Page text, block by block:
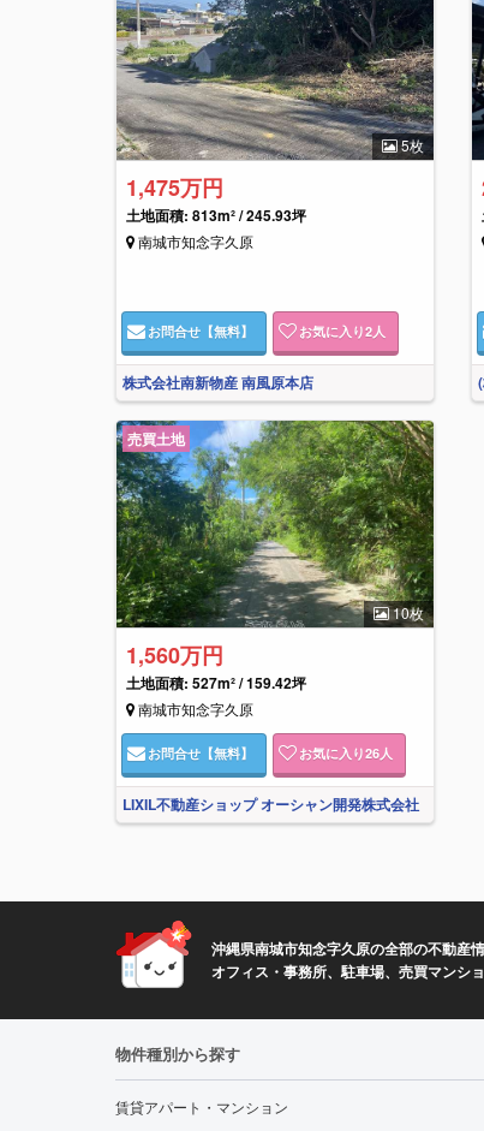
5枚
1,475万円
土地面積: 813m² / 245.93坪
南城市知念字久原
お問合せ 【無料】 お気に入り2 人
株式会社南新物産 南風原本店
10枚
売買土地
1,560万円
土地面積: 527m² / 159.42坪
南城市知念字久原
お問合せ 【無料】 お気に入り26 人
LIXIL不動産ショップ オーシャン開発株式会社
沖縄県南城市知念字久原の全部の不動産
オフィス・事務所、駐車場、売買マンシ
物件種別から探す
賃貸アパート・マンション